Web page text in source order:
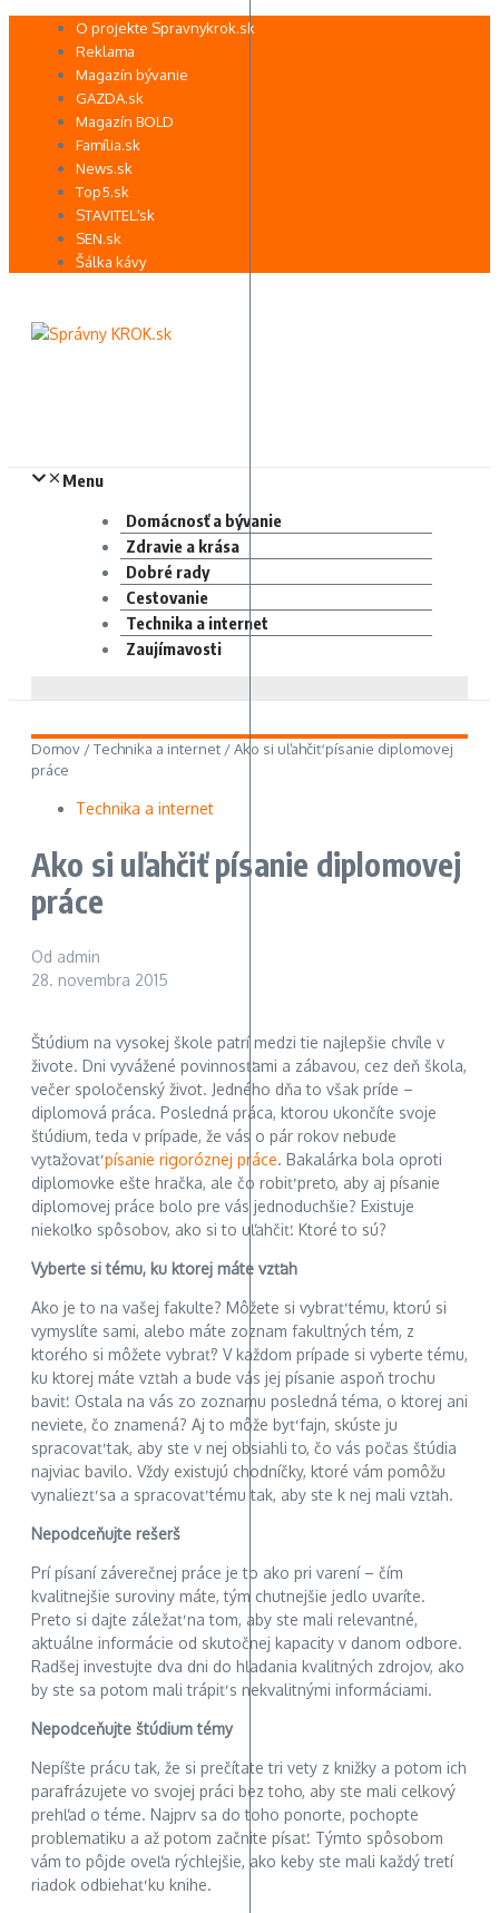
Preskočiť O projekte Spravnykrok.sk
Reklama
Magazín bývanie
GAZDA.sk
Magazín BOLD
Família.sk
News.sk
Top5.sk
STAVITEĽ.sk
SEN.sk
Šálka kávy
Menu
Domácnosť a bývanie
Zdravie a krása
Dobré rady
Cestovanie
Technika a internet
Zaujímavosti
Domov /Technika a internet /Ako si uľahčiť písanie diplomovej
práce
Technika a internet
Ako si uľahčiť písanie diplomovej
práce
Od admin
28. novembra 2015
Štúdium na vysokej škole patrí medzi tie najlepšie chvíle v
živote. Dni vyvážené povinnosťami a zábavou, cez deň škola,
večer spoločenský život. Jedného dňa to však príde –
diplomová práca. Posledná práca, ktorou ukončíte svoje
štúdium, teda v prípade, že vás o pár rokov nebude
vyťažovaťpísanie rigoróznej práce. Bakalárka bola oproti
diplomovke ešte hračka, ale čo robiť preto, aby aj písanie
diplomovej práce bolo pre vás jednoduchšie? Existuje
niekoľko spôsobov, ako si to uľahčiť. Ktoré to sú?
Vyberte si tému, ku ktorej máte vzťah
Ako je to na vašej fakulte? Môžete si vybrať tému, ktorú si
vymyslíte sami, alebo máte zoznam fakultných tém, z
ktorého si môžete vybrať? V každom prípade si vyberte tému,
ku ktorej máte vzťah a bude vás jej písanie aspoň trochu
baviť. Ostala na vás zo zoznamu posledná téma, o ktorej ani
neviete, čo znamená? Aj to môže byť fajn, skúste ju
spracovať tak, aby ste v nej obsiahli to, čo vás počas štúdia
najviac bavilo. Vždy existujú chodníčky, ktoré vám pomôžu
vynaliezť sa a spracovať tému tak, aby ste k nej mali vzťah.
Nepodceňujte rešerš
Prí písaní záverečnej práce je to ako pri varení – čím
kvalitnejšie suroviny máte, tým chutnejšie jedlo uvaríte.
Preto si dajte záležať na tom, aby ste mali relevantné,
aktuálne informácie od skutočnej kapacity v danom odbore.
Radšej investujte dva dni do hľadania kvalitných zdrojov, ako
by ste sa potom mali trápiť s nekvalitnými informáciami.
Nepodceňujte štúdium témy
Nepíšte prácu tak, že si prečítate tri vety z knižky a potom ich
parafrázujete vo svojej práci bez toho, aby ste mali celkový
prehľad o téme. Najprv sa do toho ponorte, pochopte
problematiku a až potom začnite písať. Týmto spôsobom
vám to pôjde oveľa rýchlejšie, ako keby ste mali každý tretí
riadok odbiehať ku knihe.